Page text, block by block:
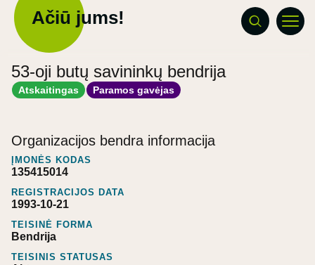
Ačiū jums!
53-oji butų savininkų bendrija
Atskaitingas Paramos gavėjas
Organizacijos bendra informacija
ĮMONĖS KODAS
135415014
REGISTRACIJOS DATA
1993-10-21
TEISINĖ FORMA
Bendrija
TEISINIS STATUSAS